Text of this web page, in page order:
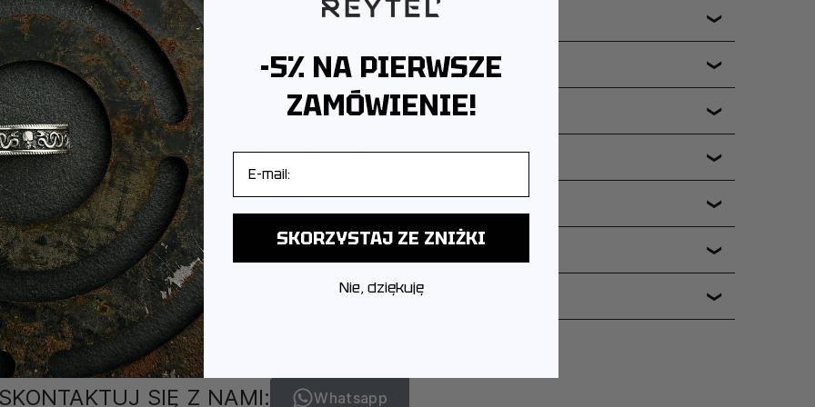
Z JAKIEGO METALU WYKONANA JEST BIŻUTERIA? ❯
JAK PAKUJEMY PRODUKTY? ❯
CZY PRODUKTY OBJĘTE SĄ GWARANCJĄ? ❯
CZY MOGĘ ZWRÓCIĆ LUB WYMIENIĆ PRODUKT? ❯
JAK WYGLĄDA DOSTAWA I ILE TRWA? ❯
MARKA I GDZIE PRODUKOWANA JEST BIŻUTERIA? ❯
DBAĆ O BIŻUTERIĘ, ABY ZACHOWAŁA SWÓJ BLASK? ❯
SIĘ Z NAMI: Whatsapp
-5% NA PIERWSZE
ZAMÓWIENIE!
SKORZYSTAJ ZE ZNIŻKI
Nie, dziękuję